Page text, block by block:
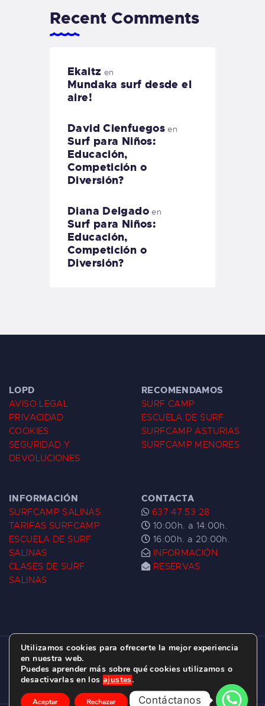
Recent Comments
Ekaitz en
Mundaka surf desde el
aire!
David Cienfuegos en
Surf para Niños:
Educación,
Competición o
Diversión?
Diana Delgadoen
Surf para Niños:
Educación,
Competición o
Diversión?
LOPD
AVISO LEGAL
PRIVACIDAD
COOKIES
SEGURIDAD Y
DEVOLUCIONES
RECOMENDAMOS
SURF CAMP
ESCUELA DE SURF
SURFCAMP ASTURIAS
SURFCAMP MENORES
INFORMACIÓN
SURFCAMP SALINAS
TARIFAS SURFCAMP
ESCUELA DE SURF
SALINAS
CLASES DE SURF
SALINAS
CONTACTA
637 47 53 28
10:00h. a 14:00h.
16:00h. a 20:00h.
INFORMACIÓN
RESERVAS
ESCUELA DE SURF LAS DUNAS ©
C/ BERNARDO ÁLVAREZ GALAN 1, SALINAS
(ASTURIAS)
Utilizamos cookies para ofrecerte la mejor experiencia
en nuestra web.
Puedes aprender más sobre qué cookies utilizamos o
desactivarlas en los ajustes.
Aceptar Rechazar Ajustes
Contáctanos